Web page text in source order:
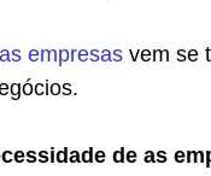
empresas vem se
de as